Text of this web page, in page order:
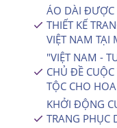
ÁO DÀI ĐƯỢC
THIẾT KẾ
VIỆT NAM TẠI
"VIỆT NAM -
CHỦ ĐỀ
TỘC CHO
KHỞI ĐỘNG
TRANG PHỤC